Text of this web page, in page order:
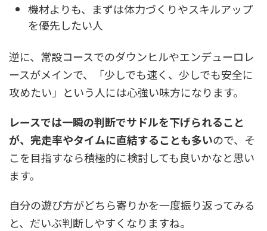
機材よりも、まずは体力づくりやスキルアップ
を優先したい人
逆に、常設コースでのダウンヒルやエンデューロレ
ースがメインで、「少しでも速く、少しでも安全に
攻めたい」という人には心強い味方になります。
レースでは一瞬の判断でサドルを下げられること
が、完走率やタイムに直結することも多いので、そ
こを目指すなら積極的に検討しても良いかなと思い
ます。
自分の遊び方がどちら寄りかを一度振り返ってみる
と、だいぶ判断しやすくなりますね。